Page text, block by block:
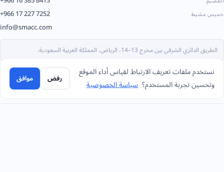
+966 17 227 7252 خميس مشيط
info@smacc.com
الطريق الدائري الشرقي بين مخرج 13–14، الرياض، المملكة العربية السعودية.
نستخدم ملفات تعريف الارتباط لقياس أداء الموقع
وتحسين تجربة المستخدم؟ سياسة الخصوصية رفض موافق